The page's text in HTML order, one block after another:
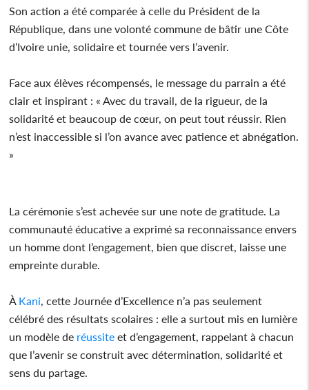
Son action a été comparée à celle du Président de la
République, dans une volonté commune de bâtir une Côte
d’Ivoire unie, solidaire et tournée vers l’avenir.
Face aux élèves récompensés, le message du parrain a été
clair et inspirant : « Avec du travail, de la rigueur, de la
solidarité et beaucoup de cœur, on peut tout réussir. Rien
n’est inaccessible si l’on avance avec patience et abnégation.
»
La cérémonie s’est achevée sur une note de gratitude. La
communauté éducative a exprimé sa reconnaissance envers
un homme dont l’engagement, bien que discret, laisse une
empreinte durable.
À Kani , cette Journée d’Excellence n’a pas seulement
célébré des résultats scolaires : elle a surtout mis en lumière
un modèle de réussite et d’engagement, rappelant à chacun
que l’avenir se construit avec détermination, solidarité et
sens du partage.